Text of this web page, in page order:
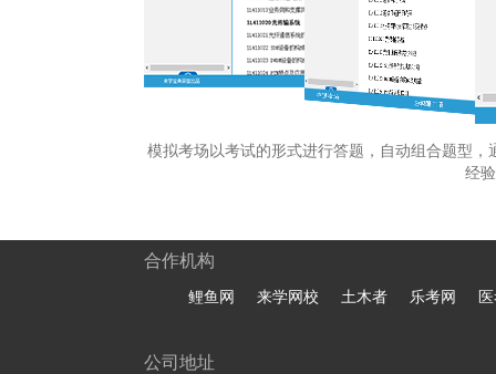
模拟考场以考试的形式进行答题，自动组合题型
经
合作机构
鲤鱼网 来学网校 土木者 乐考网
公司地址